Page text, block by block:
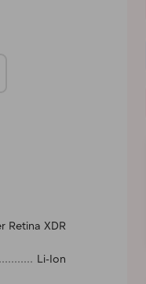
Retina XDR
Li-Ion